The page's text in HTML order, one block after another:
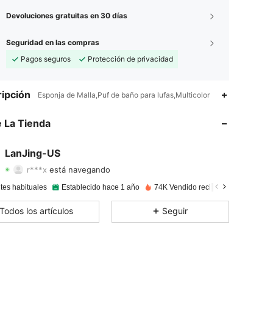
Devoluciones gratuitas en 30 días
Seguridad en las compras
Pagos seguros
Protección de privacidad
Esponja de Malla,Puf de baño para lufas,Multicolor
La Tienda
LanJing-US
4,86 53 1.8K
r***x
4,86 Calificación 53Artículos
4,86
habituales Establecido hace 1 año 74K Vendido recientemente
Todos los artículos Seguir